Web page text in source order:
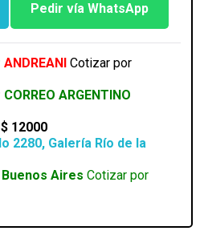
Pedir vía WhatsApp
ANDREANI Cotizar por
ARGENTINO
$ 12000
2280, Galería Río de la
Buenos Aires Cotizar por